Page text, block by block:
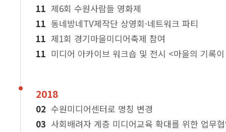
제6회 수원사람들 영화제
동네방네TV제작단 상영회·네트워크 파티
제1회 경기마을미디어축제 참여
미디어 아카이브 워크숍 및 전시 <마을의 기록
2018
수원미디어센터로 명칭 변경
사회배려자 계층 미디어교육 확대를 위한 업무